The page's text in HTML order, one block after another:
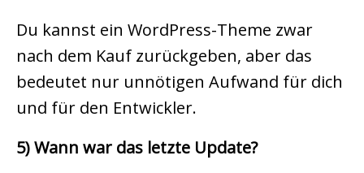
Du kannst ein WordPress-Theme zwar
nach dem Kauf zurückgeben, aber das
bedeutet nur unnötigen Aufwand für dich
und für den Entwickler.
5) Wann war das letzte Update?